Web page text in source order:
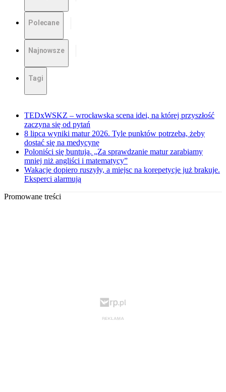
Polecane
Najnowsze
Tagi
TEDxWSKZ – wrocławska scena idei, na której przyszłość
zaczyna się od pytań
8 lipca wyniki matur 2026. Tyle punktów potrzeba, żeby
dostać się na medycynę
Poloniści się buntują. „Za sprawdzanie matur zarabiamy
mniej niż angliści i matematycy”
Wakacje dopiero ruszyły, a miejsc na korepetycje już brakuje.
Eksperci alarmują
Promowane treści